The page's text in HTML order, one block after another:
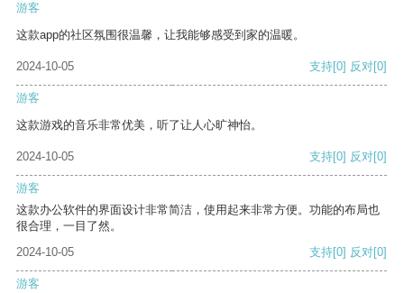
游客
这款app的社区氛围很温馨，让我能够感受到家的温暖。
2024-10-05 支持[0] 反对[0]
游客
这款游戏的音乐非常优美，听了让人心旷神怡。
2024-10-05 支持[0] 反对[0]
游客
这款办公软件的界面设计非常简洁，使用起来非常方便。功能的布局也
很合理，一目了然。
2024-10-05
支持[0] 反对[0]
游客